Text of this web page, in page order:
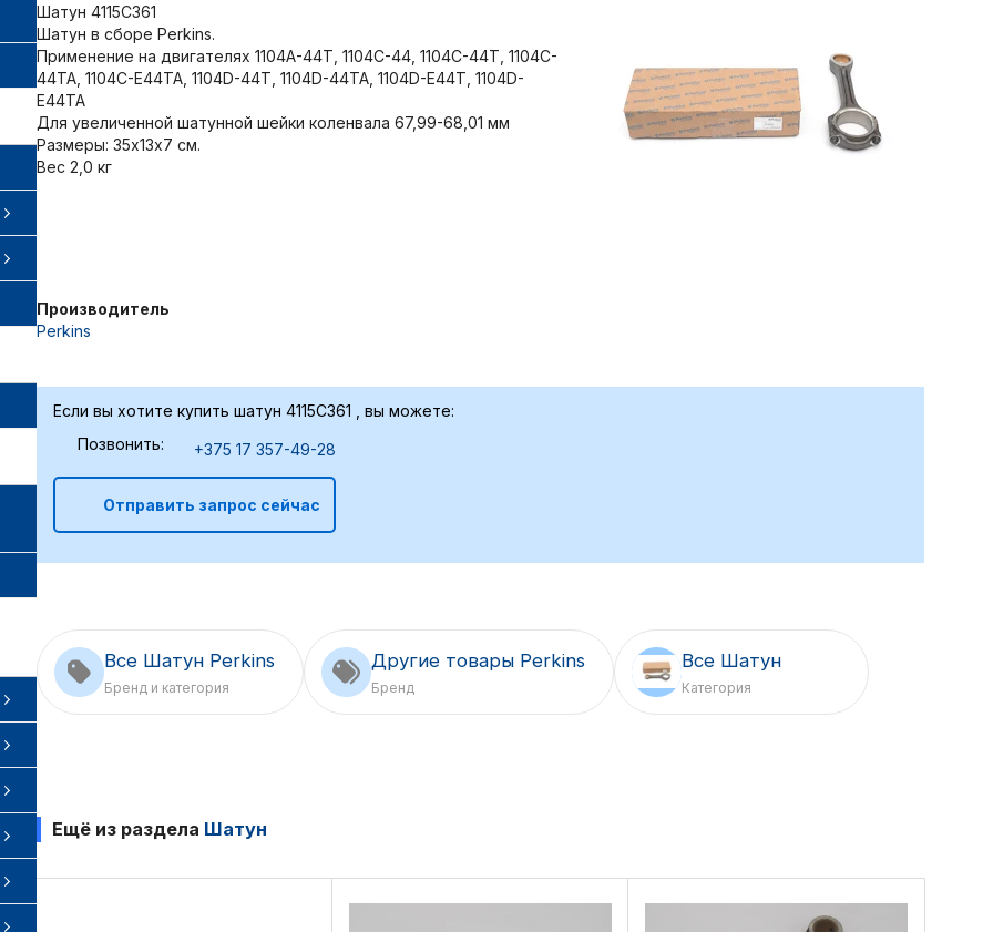
Шатун 4115C361
Шатун в сборе Perkins.
Применение на двигателях 1104A-44T, 1104C-44, 1104C-44T, 1104C-
44TA, 1104C-E44TA, 1104D-44T, 1104D-44TA, 1104D-E44T, 1104D-
E44TA
Для увеличенной шатунной шейки коленвала 67,99-68,01 мм
Размеры: 35х13х7 см.
Вес 2,0 кг
Производитель
Perkins
Если вы хотите купить шатун 4115C361 , вы можете:
Позвонить:
+375 17 357-49-28
Отправить запрос сейчас
Все Шатун Perkins
Бренд и категория
Другие товары Perkins
Бренд
Все Шатун
Категория
Ещё из раздела Шатун